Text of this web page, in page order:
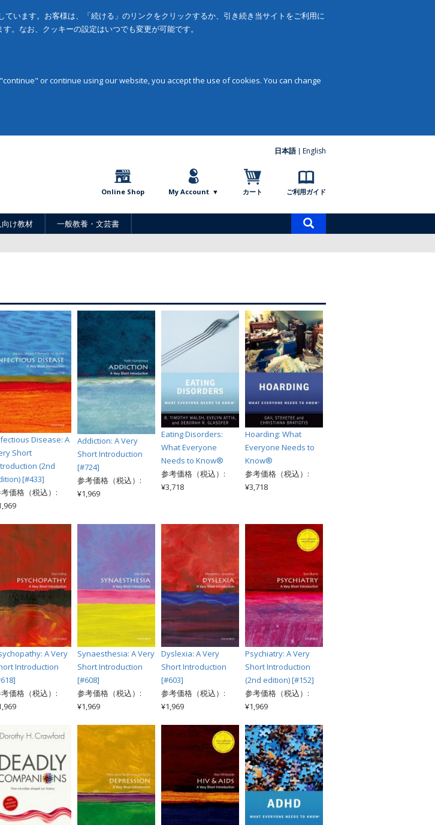
います。お客様は、「続ける」のリンクをクリックするか、引き続き当サイトをご利用に
。なお、クッキーの設定はいつでも変更が可能です。
or continue using our website, you accept the use of cookies. You can change
日本語 English
Online Shop My Account カート ご利用ガイド
け教材 一般教養・文芸書
Disease: A
Short
(2nd
[#433]
価格（税込）:
Addiction: A Very
Short Introduction
[#724]
参考価格（税込）:
¥1,969
Eating Disorders:
What Everyone
Needs to Know®
参考価格（税込）:
¥3,718
Hoarding: What
Everyone Needs to
Know®
参考価格（税込）:
¥3,718
A Very
Introduction
価格（税込）:
Synaesthesia: A Very
Short Introduction
[#608]
参考価格（税込）:
¥1,969
Dyslexia: A Very
Short Introduction
[#603]
参考価格（税込）:
¥1,969
Psychiatry: A Very
Short Introduction
(2nd edition) [#152]
参考価格（税込）:
¥1,969